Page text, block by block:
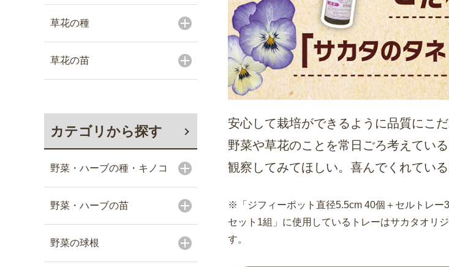
草花の種
草花の苗
カテゴリから探す
野菜・ハーブの種・キノコ
野菜・ハーブの苗
野菜の球根
安心して栽培ができるように品質にこ
野菜や草花のことを常日ごろ考えてい
観察してみてほしい。喜んでくれてい
※「ジフィーポット直径5.5cm 40個＋セルトレー
セット1組」に使用しているトレーはサカタオリ
す。